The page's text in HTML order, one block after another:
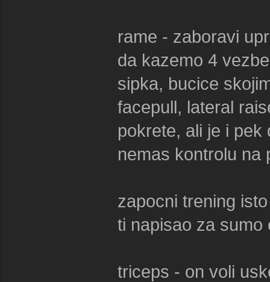
rame - zaboravi
da kazemo 4
sipka, bucice
facepull, lateral
pokrete, ali je i
nemas kontrolu na
zapocni trening
ti napisao za
triceps - on voli